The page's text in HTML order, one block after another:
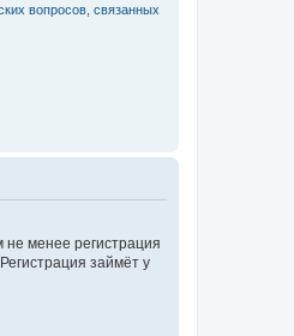
вопросов, связанных
не менее регистрация
займёт у